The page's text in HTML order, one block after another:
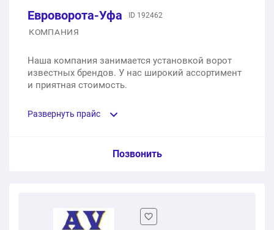
Общая стоимость:
Евроворота-Уфа
ID 192462
КОМПАНИЯ
Наша компания занимается установкой ворот
известных брендов. У нас широкий ассортимент
и приятная стоимость.
Развернуть прайс
Услуга из прайс-листа / Ед. изм. / Цена
от 11 900 ₽
Позвонить